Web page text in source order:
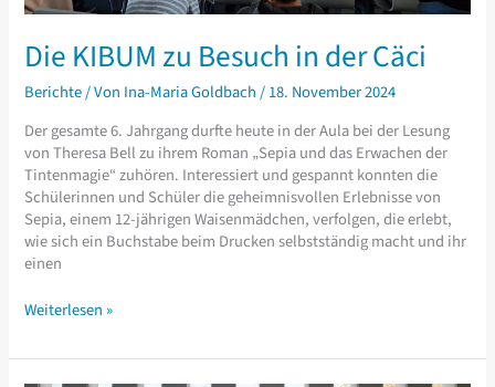
Die KIBUM zu Besuch in der Cäci
Berichte/ Von Ina-Maria Goldbach/18. November 2024
Der gesamte 6. Jahrgang durfte heute in der Aula bei der Lesung
von Theresa Bell zu ihrem Roman „Sepia und das Erwachen der
Tintenmagie“ zuhören. Interessiert und gespannt konnten die
Schülerinnen und Schüler die geheimnisvollen Erlebnisse von
Sepia, einem 12-jährigen Waisenmädchen, verfolgen, die erlebt,
wie sich ein Buchstabe beim Drucken selbstständig macht und ihr
einen
Die
zu
Weiterlesen »